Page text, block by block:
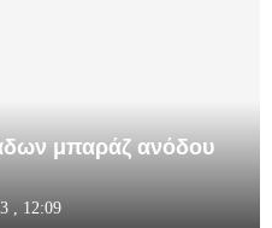
μπαράζ ανόδου
, 12:09